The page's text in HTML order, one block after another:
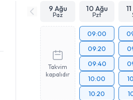
9 Ağu
Paz
10 Ağu
Pzt
Takvim
kapalıdır
09:00
09:20
09:40
10:00
10:20